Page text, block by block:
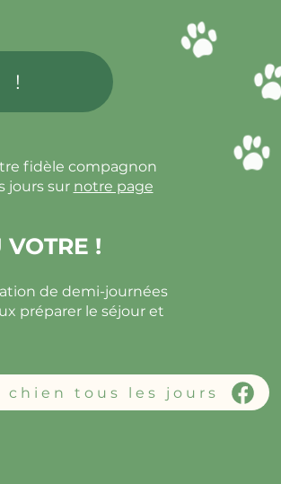
!
fidèle compagnon
jours sur notre page
!
de demi-journées
préparer le séjour et
chien tous les jours